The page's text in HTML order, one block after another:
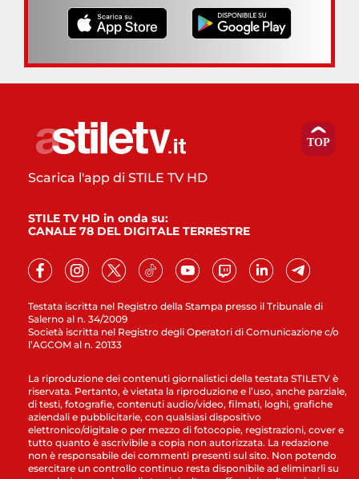
Testata iscritta nel Registro della Stampa presso il Tribunale di
Salerno al n. 34/2009
Società iscritta nel Registro degli Operatori di Comunicazione c/o
l’AGCOM al n. 20133
Scarica l'app di STILE TV HD
STILE TV HD in onda su:
CANALE 78 DEL DIGITALE TERRESTRE
La riproduzione dei contenuti giornalistici della testata STILETV è
riservata. Pertanto, è vietata la riproduzione e l’uso, anche parziale,
di testi, fotografie, contenuti audio/video, filmati, loghi, grafiche
aziendali e pubblicitarie, con qualsiasi dispositivo
elettronico/digitale o per mezzo di fotocopie, registrazioni, cover e
tutto quanto è ascrivibile a copia non autorizzata. La redazione
non è responsabile dei commenti presenti sul sito. Non potendo
esercitare un controllo continuo resta disponibile ad eliminarli su